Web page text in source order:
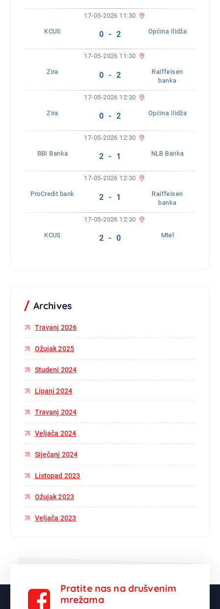
17-05-2026 11:30
KCUS 0 - 2 Općina Ilidža
17-05-2026 11:30
Zira 0 - 2
Raiffeisen
banka
17-05-2026 12:30
Zira 0 - 2 Općina Ilidža
17-05-2026 12:30
BBI Banka 2 - 1 NLB Banka
17-05-2026 12:30
ProCredit bank 2 - 1
Raiffeisen
banka
17-05-2026 12:30
KCUS 2 - 0 Mtel
Archives
Travanj 2026
Ožujak 2025
Studeni 2024
Lipanj 2024
Travanj 2024
Veljača 2024
Siječanj 2024
Listopad 2023
Ožujak 2023
Veljača 2023
Pratite nas na drušvenim
mrežama